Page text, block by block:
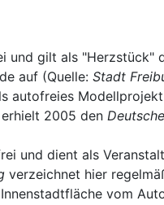
gilt als "Herzstück"
auf (Quelle: Stadt
autofreies
2005 den
und dient als
verzeichnet hier
vom